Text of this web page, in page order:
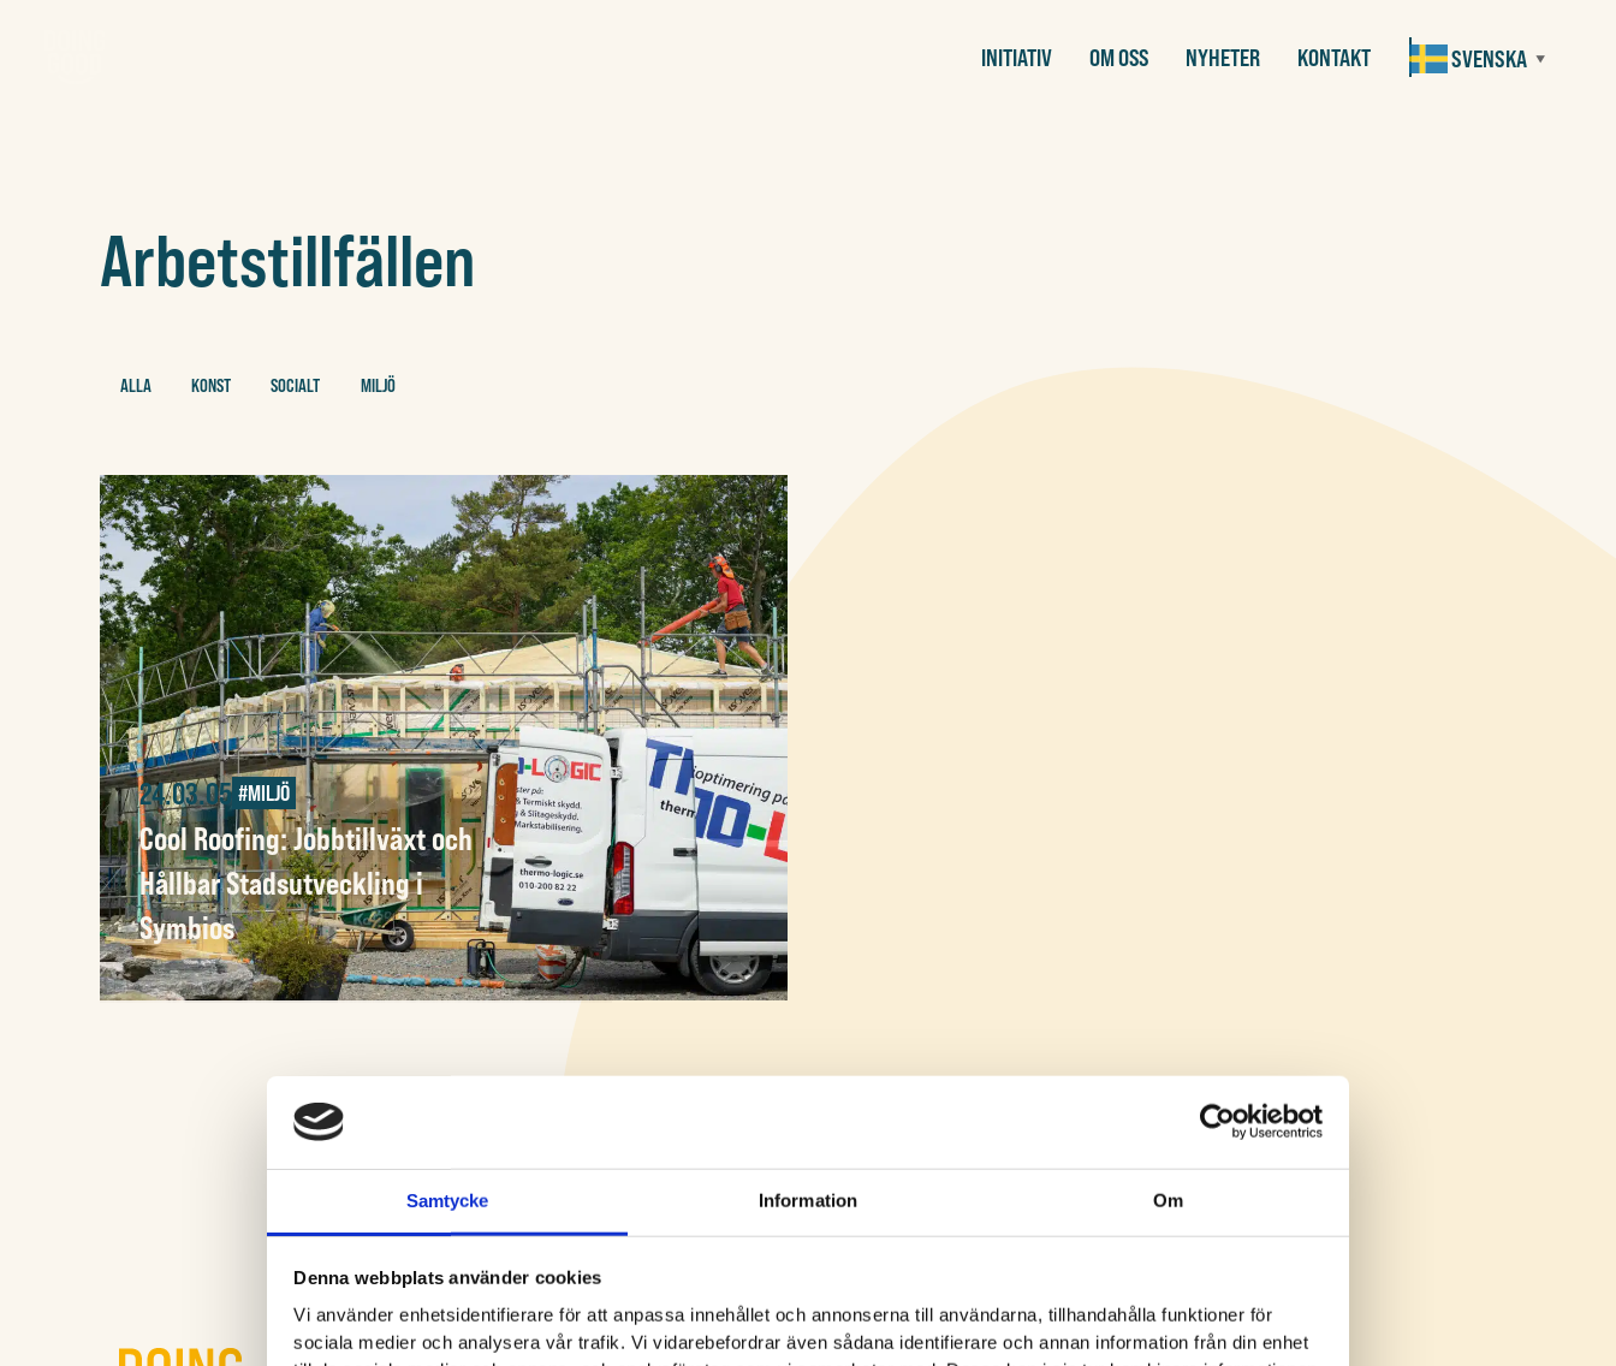
Samtycke Information Om
Denna webbplats använder cookies
Vi använder enhetsidentifierare för att anpassa innehållet och annonserna till användarna, tillhandahålla funktioner för
sociala medier och analysera vår trafik. Vi vidarebefordrar även sådana identifierare och annan information från din enhet
INITIATIV OM OSS NYHETER KONTAKT SVENSKA ▼
Arbetstillfällen
ALLA KONST SOCIALT MILJÖ
24.03.05 #MILJÖ
Cool Roofing: Jobbtillväxt och
Hållbar Stadsutveckling i
Symbios
SOCIALT PROJEKT RESURSER